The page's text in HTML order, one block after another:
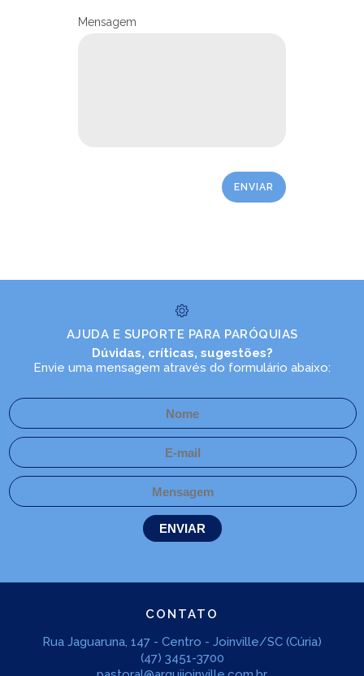
Mensagem
AJUDA E SUPORTE PARA PARÓQUIAS
Dúvidas, críticas, sugestões?
Envie uma mensagem através do formulário abaixo:
CONTATO
Rua Jaguaruna, 147 - Centro - Joinville/SC (Cúria)
(47) 3451-3700